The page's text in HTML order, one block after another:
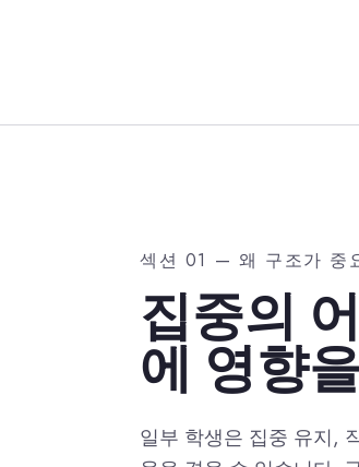
섹션 01 — 왜 구조가 중
집중의
에 영향
일부 학생은 집중 유지,